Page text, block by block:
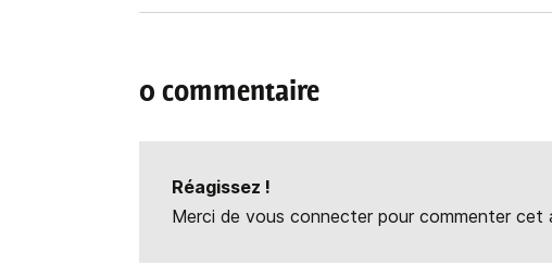
0 commentaire
Réagissez !
Merci de vous connecter pour commenter cet